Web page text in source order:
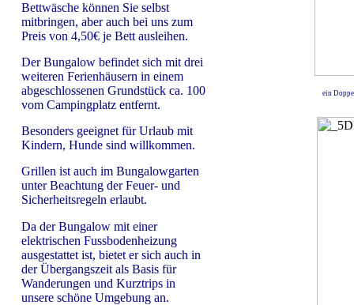
Bettwäsche können Sie selbst
mitbringen, aber auch bei uns zum
Preis von 4,50€ je Bett ausleihen.
Der Bungalow befindet sich mit drei
weiteren Ferienhäusern in einem
abgeschlossenen Grundstück ca. 100
vom Campingplatz entfernt.
Besonders geeignet für Urlaub mit
Kindern, Hunde sind willkommen.
Grillen ist auch im Bungalowgarten
unter Beachtung der Feuer- und
Sicherheitsregeln erlaubt.
Da der Bungalow mit einer
elektrischen Fussbodenheizung
ausgestattet ist, bietet er sich auch in
der Übergangszeit als Basis für
Wanderungen und Kurztrips in
unsere schöne Umgebung an.
ein